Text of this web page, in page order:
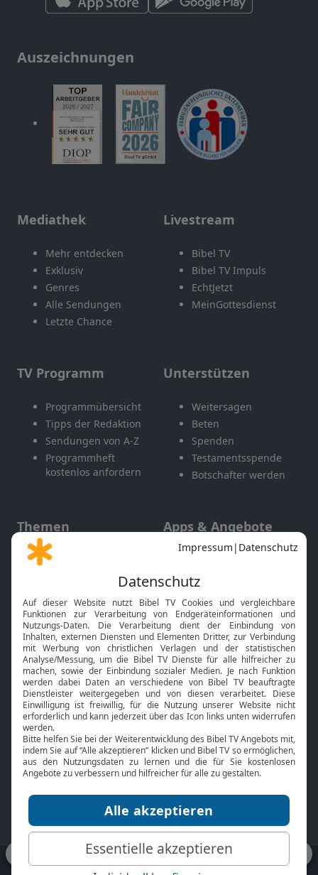
Auszeichnungen
Mediathek
Mehr entdecken
Exklusiv
Genres
Alle Sendungen
Letzte Chance
Livestream
Bibel TV
Bibel TV Impuls
EchtJetzt
MeinGottesdienst
TV Programm
Programmübersicht
Tipps der Redaktion
Sendungen von A-Z
Programmheft
kostenlos anfordern
Unterstützen
Weitersagen
Beten
Spenden
Testamentsspende
Botschafter werden
Themen
Gott und Bibel erklärt
Neuigkeiten
Apps & Angebote
Mobile App
Smart TV
HbbTV
Bibelthek Online-Bibel
Nächster Gottesdienst
Bibel TV
Über uns
Jobs
Mediadaten
Service
Kontakt
TV-Empfang
bibeltv.de: Impressum
Datenschutz